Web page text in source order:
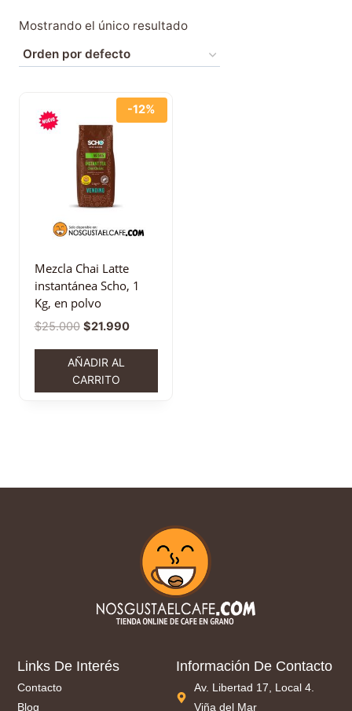
Mostrando el único resultado
-12%
Mezcla Chai Latte
instantánea Scho, 1
Kg, en polvo
$25.000 $21.990
AÑADIR AL
CARRITO
Links De Interés
Contacto
Blog
Información De Contacto
Av. Libertad 17, Local 4.
Viña del Mar